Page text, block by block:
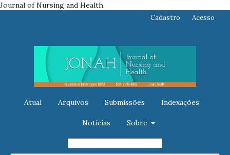
Journal of Nursing and Health
Atual Arquivos Submissões Indexações
Notícias Sobre
Cadastro Acesso